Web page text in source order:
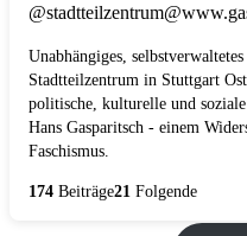
Unabhängiges,
Stadtteilzentrum in Stuttgart
politische, kulturelle und
Hans Gasparitsch - einem
Faschismus.
174 Beiträge21 Folgende